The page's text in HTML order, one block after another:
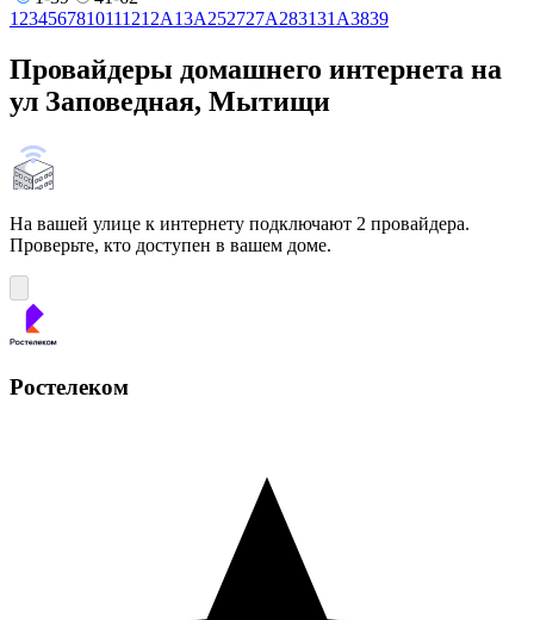
1 234567810111212А13А252727А283131А3839
Провайдеры домашнего интернета на
ул Заповедная, Мытищи
На вашей улице к интернету подключают 2 провайдера.
Проверьте, кто доступен в вашем доме.
Ростелеком